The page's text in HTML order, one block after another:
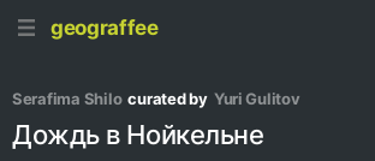
geograffee
Serafima Shilo curated by Yuri Gulitov
Дождь в Нойкельне